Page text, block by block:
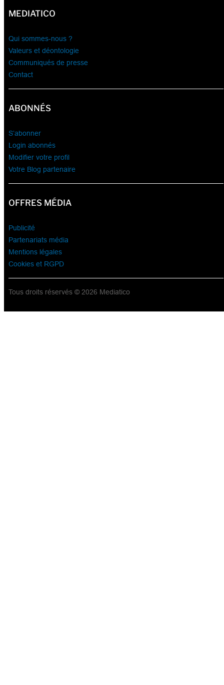
MEDIATICO
Qui sommes-nous ?
Valeurs et déontologie
Communiqués de presse
Contact
ABONNÉS
S’abonner
Login abonnés
Modifier votre profil
Votre Blog partenaire
OFFRES MÉDIA
Publicité
Partenariats média
Mentions légales
Cookies et RGPD
Tous droits réservés © 2026 Mediatico